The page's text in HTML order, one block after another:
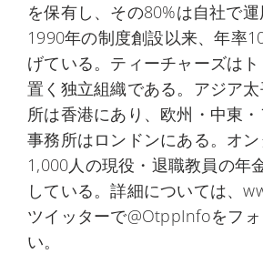
を保有し、その80%は自社で運
1990年の制度創設以来、年率
げている。ティーチャーズは
置く独立組織である。アジア
所は香港にあり、欧州・中東
事務所はロンドンにある。オ
1,000人の現役・退職教員の年
している。詳細については、
ツイッターで@OtppInfoをフ
い。